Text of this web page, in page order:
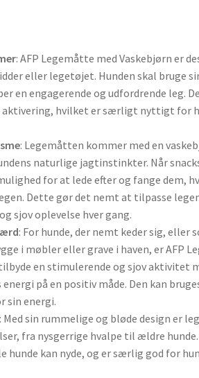
: AFP Legemåtte med Vaskebjørn er
eller legetøjet. Hunden skal bruge
en engagerende og udfordrende leg.
hvilket er særligt nyttigt for
: Legemåtten kommer med en
naturlige jagtinstinkter. Når
for at lede efter og fange dem,
Dette gør det nemt at tilpasse
sjov oplevelse hver gang.
: For hunde, der nemt keder sig, eller
i møbler eller grave i haven, er AFP
en stimulerende og sjov aktivitet
på en positiv måde. Den kan
sin energi.
: Med sin rummelige og bløde design er
fra nysgerrige hvalpe til ældre
hunde kan nyde, og er særlig god for